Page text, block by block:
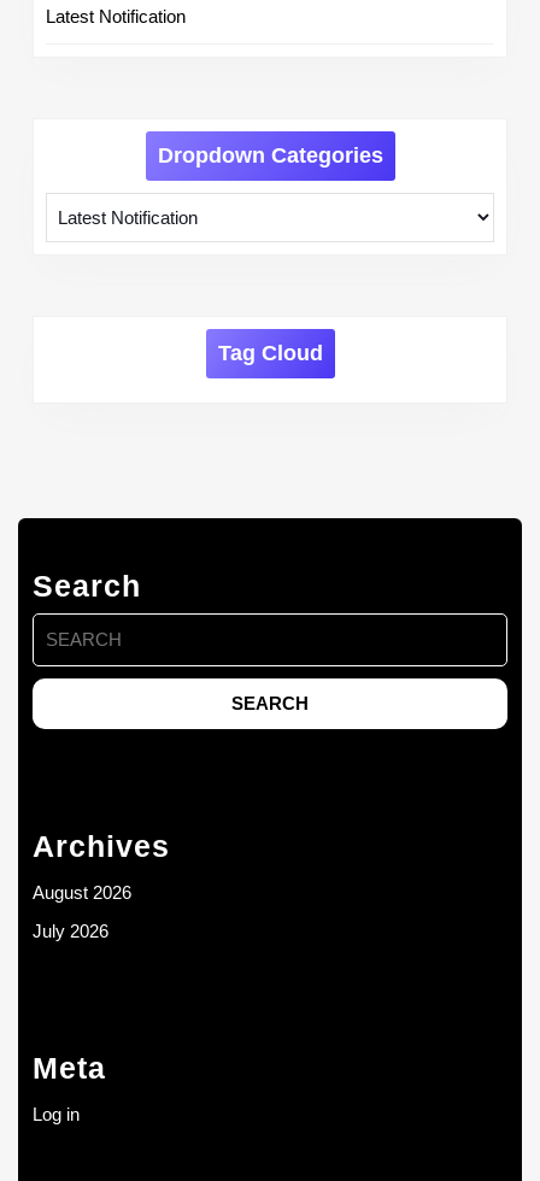
Latest Notification
Dropdown Categories
Tag Cloud
Search
Search
for:
Archives
August 2026
July 2026
Meta
Log in